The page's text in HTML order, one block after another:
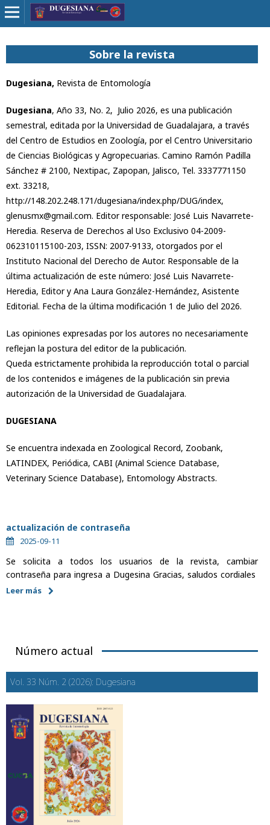
Sobre la revista
Dugesiana, Revista de Entomología
Dugesiana, Año 33, No. 2, Julio 2026, es una publicación
semestral, editada por la Universidad de Guadalajara, a través
del Centro de Estudios en Zoología, por el Centro Universitario
de Ciencias Biológicas y Agropecuarias. Camino Ramón Padilla
Sánchez # 2100, Nextipac, Zapopan, Jalisco, Tel. 3337771150
ext. 33218,
http://148.202.248.171/dugesiana/index.php/DUG/index,
glenusmx@gmail.com. Editor responsable: José Luis Navarrete-
Heredia. Reserva de Derechos al Uso Exclusivo 04-2009-
062310115100-203, ISSN: 2007-9133, otorgados por el
Instituto Nacional del Derecho de Autor. Responsable de la
última actualización de este número: José Luis Navarrete-
Heredia, Editor y Ana Laura González-Hernández, Asistente
Editorial. Fecha de la última modificación 1 de Julio del 2026.
Las opiniones expresadas por los autores no necesariamente
reflejan la postura del editor de la publicación.
Queda estrictamente prohibida la reproducción total o parcial
de los contenidos e imágenes de la publicación sin previa
autorización de la Universidad de Guadalajara.
DUGESIANA
Se encuentra indexada en Zoological Record, Zoobank,
LATINDEX, Periódica, CABI (Animal Science Database,
Veterinary Science Database), Entomology Abstracts.
actualización de contraseña
2025-09-11
Se solicita a todos los usuarios de la revista, cambiar
contraseña para ingresa a Dugesina Gracias, saludos cordiales
Leer más
Número actual
Vol. 33 Núm. 2 (2026): Dugesiana